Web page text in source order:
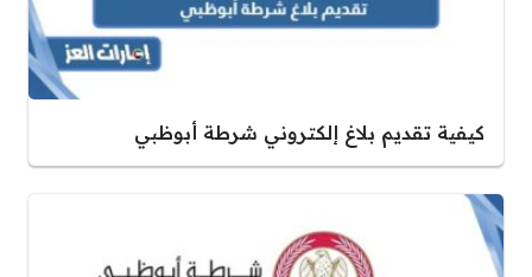
كيفية تقديم بلاغ إلكتروني شرطة أبوظبي